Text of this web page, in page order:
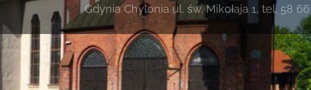
Gdynia Chylonia ul. św. Mikołaja 1, tel. 58